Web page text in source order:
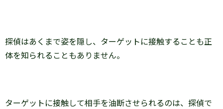
探偵はあくまで姿を隠し、ターゲットに接触することも正
体を知られることもありません。
ターゲットに接触して相手を油断させられるのは、探偵で